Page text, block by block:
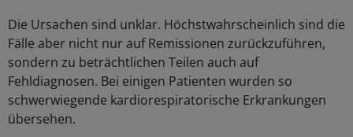
Die Ursachen sind unklar. Höchstwahrscheinlich sind die
Fälle aber nicht nur auf Remissionen zurückzuführen,
sondern zu beträchtlichen Teilen auch auf
Fehldiagnosen. Bei einigen Patienten wurden so
schwerwiegende kardiorespiratorische Erkrankungen
übersehen.